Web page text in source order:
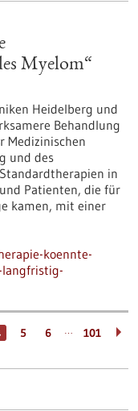
Myelom“
Heidelberg und
Behandlung
Medizinischen
und des
in
Patienten, die für
kamen, mit einer
koennte-
langfristig-
5 6 … 101